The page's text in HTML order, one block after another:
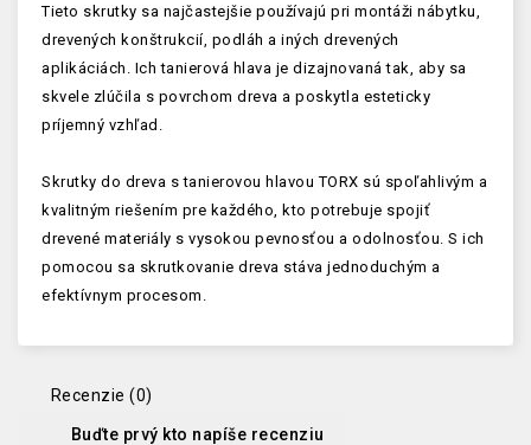
Tieto skrutky sa najčastejšie používajú pri montáži nábytku,
drevených konštrukcií, podláh a iných drevených
aplikáciách. Ich tanierová hlava je dizajnovaná tak, aby sa
skvele zlúčila s povrchom dreva a poskytla esteticky
príjemný vzhľad.
Skrutky do dreva s tanierovou hlavou TORX sú spoľahlivým a
kvalitným riešením pre každého, kto potrebuje spojiť
drevené materiály s vysokou pevnosťou a odolnosťou. S ich
pomocou sa skrutkovanie dreva stáva jednoduchým a
efektívnym procesom.
Recenzie (0)
Buďte prvý kto napíše recenziu